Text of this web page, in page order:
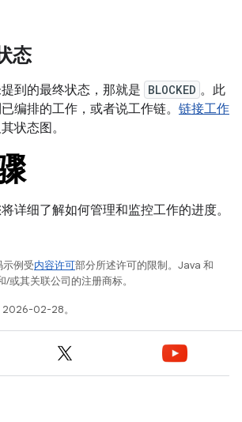
态
到的最终状态，那就是 BLOCKED 。此
编排的工作，或者说工作链。 链接工作
状态图。
详细了解如何管理和监控工作的进度。
例受内容许可部分所述许可的限制。Java 和
或其关联公司的注册商标。
2026-02-28。